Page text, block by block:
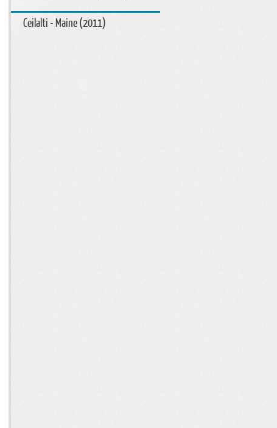
Ceilalti - Maine (2011)